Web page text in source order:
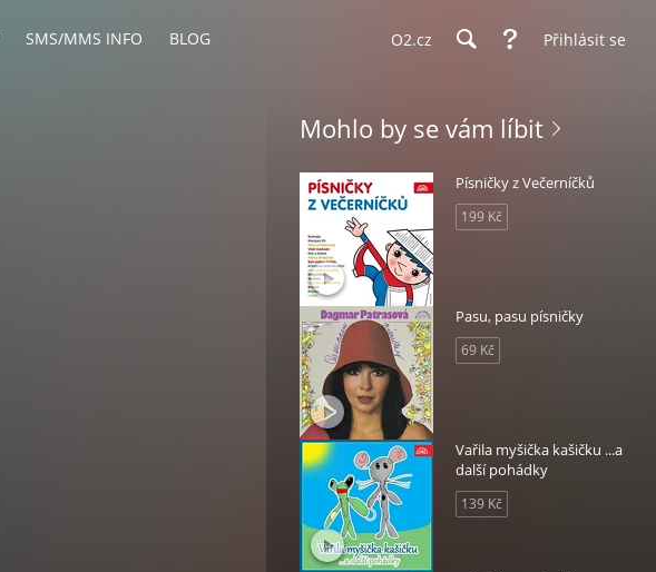
SMS/MMS INFO BLOG O2.cz Přihlásit se
Mohlo by se vám líbit
Písničky z Večerníčků
199 Kč
Pasu, pasu písničky
69 Kč
Vařila myšička kašičku ...a
další pohádky
139 Kč